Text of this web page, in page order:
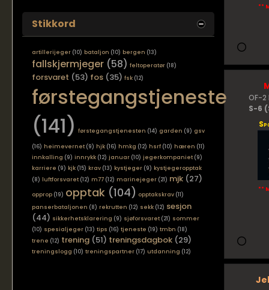
**
OF-2
S-6
**
Stikkord
artillerijeger (10) bataljon (10) bergen (13)
fallskjermjeger (58) feltoperatør (18)
forsvaret (53) fos (35) fsk (12)
førstegangstjeneste
(141) førstegangstjenesten (14) garden (9) gsv
(16) heimevernet (9) hjk (16) hmkg (12) hsrf (10) hæren (11)
innkalling (9) innrykk (12) januar (10) jegerkompaniet (9)
karriere (9) kjk (15) krav (13) kystjeger (9) kystjegeropptak
(8) luftforsvaret (12) m77 (12) marinejeger (21) mjk (27)
opprop (19) opptak (104) opptakskrav (11)
panserbataljonen (8) rekrutten (12) sekk (12) sesjon
(44) sikkerhetsklarering (9) sjøforsvaret (21) sommer
(10) spesialjeger (13) tips (16) tjeneste (19) tmbn (18)
trene (12) trening (51) treningsdagbok (29)
treningslogg (10) treningspartner (17) utdanning (12)